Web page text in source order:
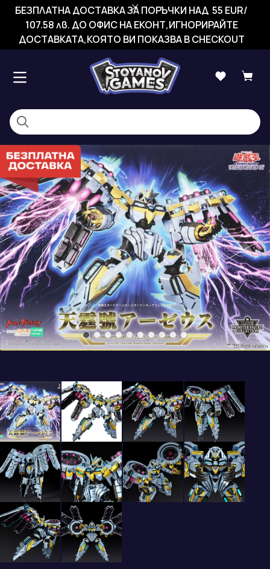
БЕЗПЛАТНА ДОСТАВКА ЗА ПОРЪЧКИ НАД 55 EUR/
107.58 лв. ДО ОФИС НА ЕКОНТ,ИГНОРИРАЙТЕ
ДОСТАВКАТА,КОЯТО ВИ ПОКАЗВА В CHECKOUT